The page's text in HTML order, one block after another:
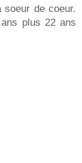
de coeur.
plus 22 ans